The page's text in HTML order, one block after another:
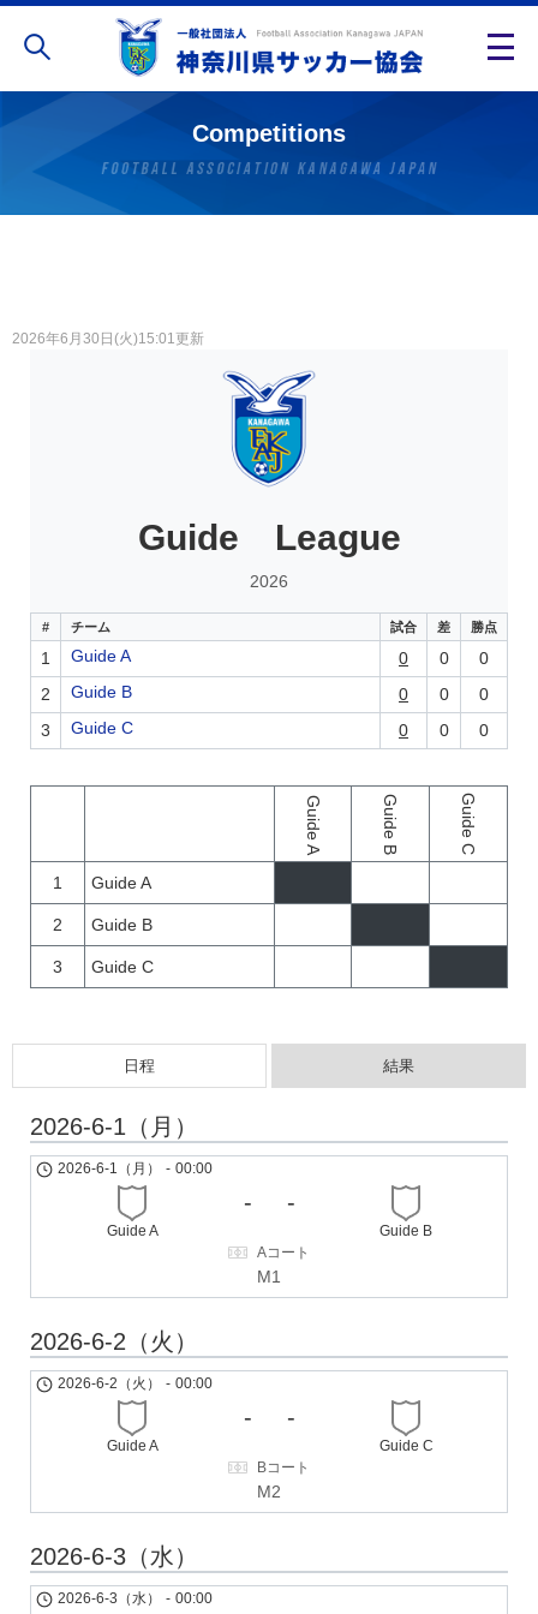
Competitions
2026年6月30日(火)15:01更新
Guide League
2026
# チーム 試合 差 勝点
1 Guide A 0 0
0
2
Guide B 0 0
0
3
Guide C 0 0 0
Guide A Guide B Guide C
1 Guide A
2 Guide B
3 Guide C
日程 結果
2026-6-1（月）
2026-6-1（月） - 00:00
Guide A
- -
Guide B
Aコート
M1
2026-6-2（火）
2026-6-2（火） - 00:00
Guide A
- -
Guide C
Bコート
M2
2026-6-3（水）
2026-6-3（水） - 00:00